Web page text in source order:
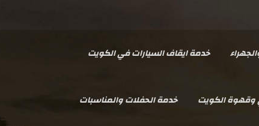
خدمة ايقاف السيارات في الكويت
الكويت خدمة الحفلات والمناسبات